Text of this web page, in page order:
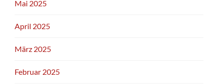
Mai 2025
April 2025
März 2025
Februar 2025